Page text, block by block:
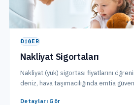
DIĞER
Nakliyat Sigortaları
Nakliyat (yük) sigortası fiyatlarını
deniz, hava taşımacılığında emtia
Detayları Gör